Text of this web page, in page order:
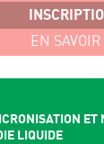
EN SAVOIR
ET
LIQUIDE